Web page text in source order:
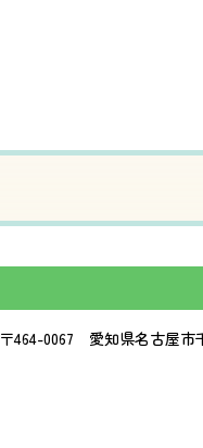
〒464-0067 愛知県名古屋市